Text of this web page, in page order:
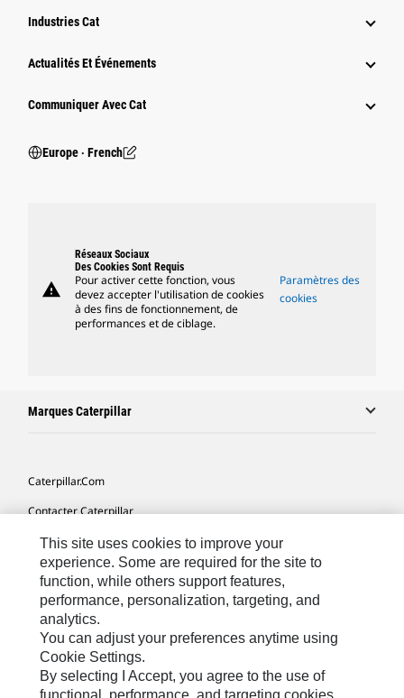
Industries Cat
Actualités Et Événements
Communiquer Avec Cat
Europe ‧ French
warning
Réseaux Sociaux
Des Cookies Sont Requis
Pour activer cette fonction, vous
devez accepter l'utilisation de cookies
à des fins de fonctionnement, de
performances et de ciblage.
Paramètres des
cookies
Marques Caterpillar
Caterpillar.com
Contacter Caterpillar
Mes Préférences Marketing
Plan Du Site
Cookie Settings
Légales
Confidentialité
This site uses cookies to improve your
experience. Some are required for the site to
function, while others support features,
performance, personalization, targeting, and
analytics.
You can adjust your preferences anytime using
Cookie Settings.
By selecting I Accept, you agree to the use of
functional, performance, and targeting cookies.